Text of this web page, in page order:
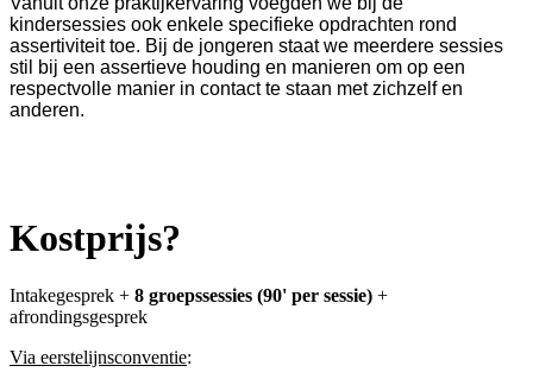
kindersessies ook enkele specifieke opdrachten rond
assertiviteit toe. Bij de jongeren staat we meerdere sessies
stil bij een assertieve houding en manieren om op een
respectvolle manier in contact te staan met zichzelf en
anderen.
Kostprijs?
Intakegesprek + 8 groepssessies (90' per sessie) +
afrondingsgesprek
Via eerstelijnsconventie: